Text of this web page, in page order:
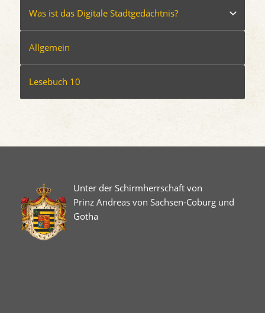
Was ist das Digitale Stadtgedächtnis?
Allgemein
Lesebuch 10
Unter der Schirmherrschaft von
Prinz Andreas von Sachsen-Coburg und
Gotha